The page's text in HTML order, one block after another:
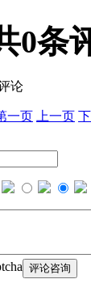
0条
论
一页 上一页